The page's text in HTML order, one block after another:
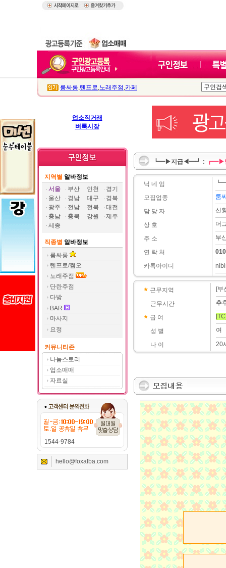
룸싸롱,텐프로,노래주점 ,카페
업소직거래
벼룩시장
지역별 알바정보
서울
부산 인천
경기
울산
경남 대구
경북
광주
전남 전북
대전
충남
충북 강원
제주
세종
직종별 알바정보
룸싸롱
텐프로/쩜오
노래주점
단란주점
다방
BAR
마사지
요정
커뮤니티존
나눔스토리
업소매매
자료실
1544-9784
hello@foxalba.com
┗━▶지급◀━┛ : ┏━▶
닉 네 임
모집업종
담 당 자
상 호
주 소
연 락 처
카톡아이디
룸
신
더
부
근무지역
근무시간
급 여
성 별
나 이
[부
추
여
20